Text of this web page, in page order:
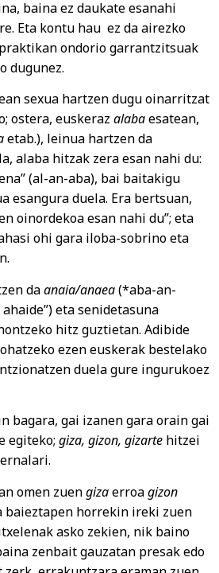
baina ez daukate esanahi
Eta kontu hau ez da airezko
ondorio garrantzitsuak
dugunez.
sexua hartzen dugu oinarritzat
ostera, euskeraz alabaesatean,
etab.), leinua hartzen da
alaba hitzak zera esan nahi du:
(al-an-aba), bai baitakigu
esangura duela. Era bertsuan,
oinordekoa esan nahi du”; eta
ohi gara iloba-sobrino eta
daanaia/anaea(*aba-an-
eta senidetasuna
hitz guztietan. Adibide
ezen euskerak bestelako
duela gure ingurukoez
bagara, gai izanen gara orain gai
egiteko; giza, gizon, gizarte hitzei
omen zuengizaerroagizon
baieztapen horrekin ireki zuen
asko zekien, nik baino
zenbait gauzatan presak edo